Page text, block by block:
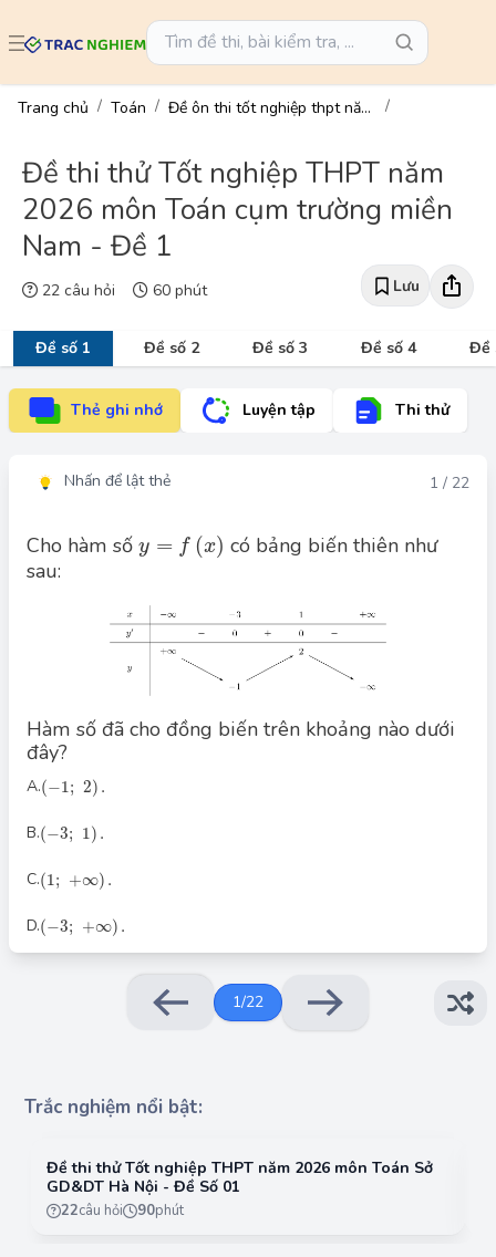
Trang chủ Toán Đề ôn thi tốt nghiệp thpt năm 2026 môn toán
Đề thi thử Tốt nghiệp THPT năm
2026 môn Toán cụm trường miền
Nam - Đề 1
22 câu hỏi 60 phút Lưu
Đề số 1 Đề số 2 Đề số 3 Đề số 4 Đề
Thẻ ghi nhớ Luyện tập Thi thử
Nhấn để lật thẻ 1 / 22
Cho hàm số y = f (x)
y x)
có bảng biến thiên như
sau:
Hàm số đã cho đồng biến trên khoảng nào dưới
đây?
A.(−1; 2) .
( 1 ).
B.(−3; 1) .
( 3; ).
C.(1; +∞) .
(1 ; ∞ ).
D.(−3; +∞) .
( 3;+ ∞ .
Đáp án đúng: C
1/22
Trắc nghiệm nổi bật:
Đề thi thử Tốt nghiệp THPT năm 2026 môn Toán Sở
GD&DT Hà Nội - Đề Số 01
22câu hỏi 90phút